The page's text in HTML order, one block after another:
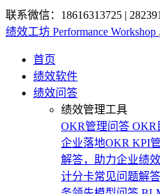
联系微信：18616313725 |
绩效工坊 Performance Workshop
首页
绩效软件
绩效问答
绩效管理工具
OKR管理问答 OKR
企业落地OKR KPI
解答，助力企业绩
计分卡常见问题解